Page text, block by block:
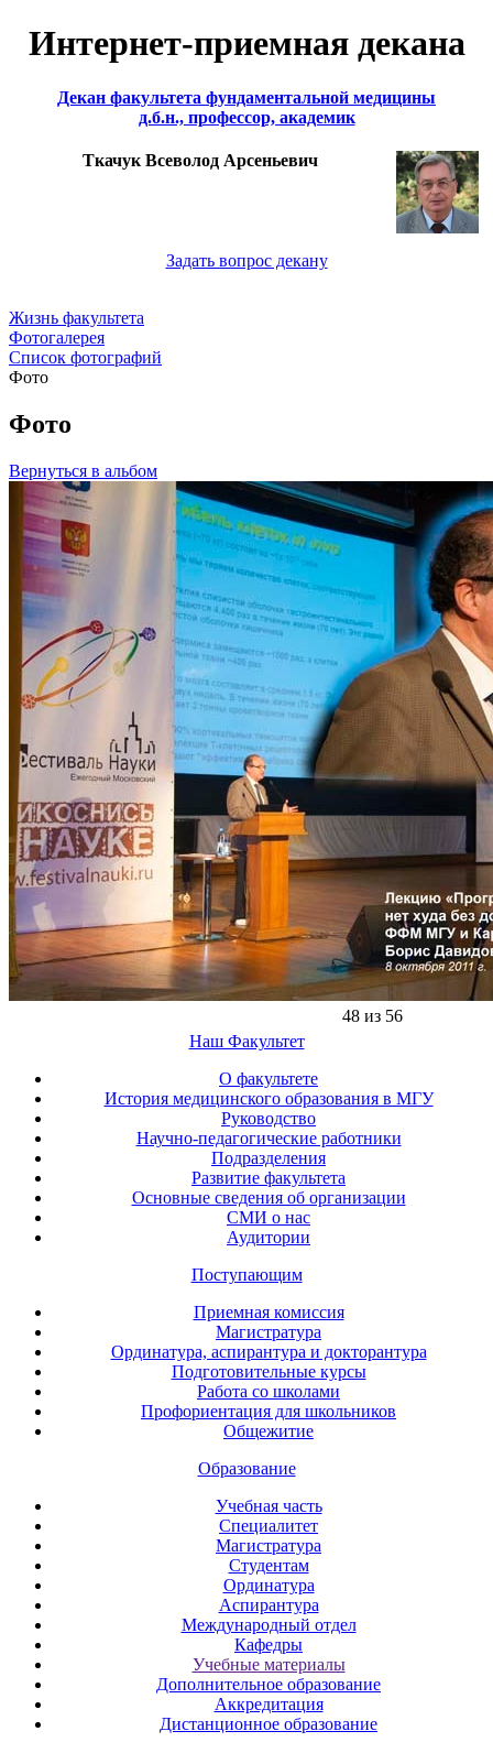
Интернет-приемная декана
Декан факультета фундаментальной медицины
д.б.н., профессор, академик
Ткачук Всеволод Арсеньевич
Задать вопрос декану
Жизнь факультета
Фотогалерея
Список фотографий
Фото
Фото
Вернуться в альбом
48 из 56
Наш Факультет
О факультете
История медицинского образования в МГУ
Руководство
Научно-педагогические работники
Подразделения
Развитие факультета
Основные сведения об организации
СМИ о нас
Аудитории
Поступающим
Приемная комиссия
Магистратура
Ординатура, аспирантура и докторантура
Подготовительные курсы
Работа со школами
Профориентация для школьников
Общежитие
Образование
Учебная часть
Специалитет
Магистратура
Студентам
Ординатура
Аспирантура
Международный отдел
Кафедры
Учебные материалы
Дополнительное образование
Аккредитация
Дистанционное образование